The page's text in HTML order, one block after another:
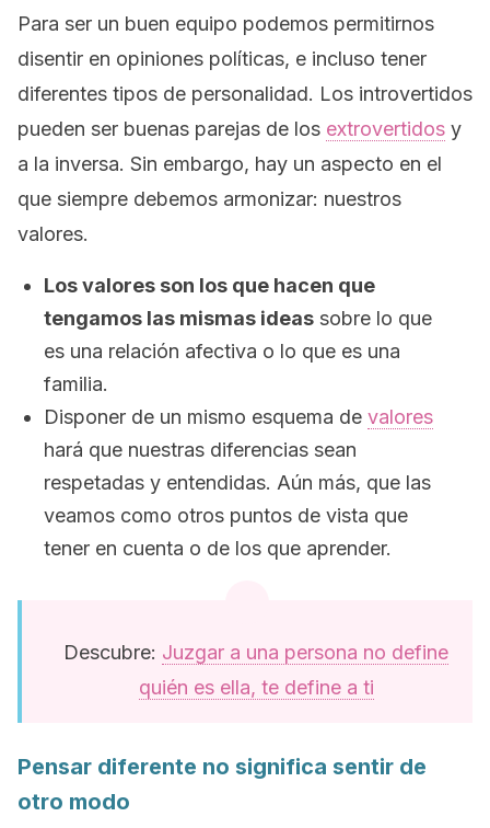
Para ser un buen equipo podemos permitirnos
disentir en opiniones políticas, e incluso tener
diferentes tipos de personalidad. Los introvertidos
pueden ser buenas parejas de los extrovertidos y
a la inversa. Sin embargo, hay un aspecto en el
que siempre debemos armonizar: nuestros
valores.
Los valores son los que hacen que
tengamos las mismas ideas sobre lo que
es una relación afectiva o lo que es una
familia.
Disponer de un mismo esquema de valores
hará que nuestras diferencias sean
respetadas y entendidas. Aún más, que las
veamos como otros puntos de vista que
tener en cuenta o de los que aprender.
Descubre: Juzgar a una persona no define
quién es ella, te define a ti
Pensar diferente no significa sentir de
otro modo